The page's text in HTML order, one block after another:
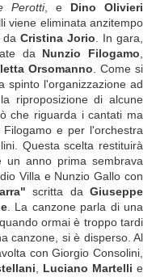
Perotti, e Dino Olivieri
viene eliminata anzitempo
da Cristina Jorio . In gara,
da Nunzio Filogamo
Orsomanno . Come si
spinto l'organizzazione ad
riproposizione di alcune
che riguarda i cantati ma
e per l'orchestra
Questa scelta restituirà
un anno prima sembrava
Villa e Nunzio Gallo con
scritta da Giuseppe
. La canzone parla di una
ormai è troppo tardi
canzone, si è disperso. Al
con Giorgio Consolini,
Luciano Martelli e